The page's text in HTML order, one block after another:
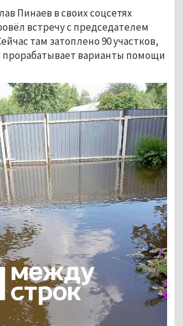
Пинаев в своих соцсетях
встречу с председателем
там затоплено 90 участков,
варианты помощи